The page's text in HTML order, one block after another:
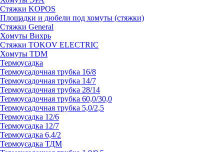
Стяжки KOPOS
Площадки и дюбели под хомуты (стяжки)
Стяжки General
Хомуты Вихрь
Стяжки TOKOV ELECTRIC
Хомуты TDM
Термоусадка
Термоусадочная трубка 16/8
Термоусадочная трубка 14/7
Термоусадочная трубка 28/14
Термоусадочная трубка 60,0/30,0
Термоусадочная трубка 5,0/2,5
Термоусадка 12/6
Термоусадка 12/7
Термоусадка 6,4/2
Термоусадка ТДМ